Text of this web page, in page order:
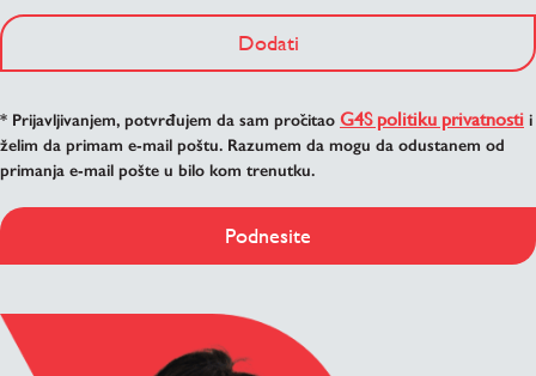
Dodati
* Prijavljivanjem, potvrđujem da sam pročitao G4S politiku privatnosti i
želim da primam e-mail poštu. Razumem da mogu da odustanem od
primanja e-mail pošte u bilo kom trenutku.
Podnesite